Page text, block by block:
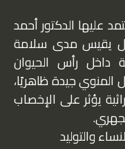
عليها الدكتور أحمد
يقيس مدى سلامة
داخل رأس الحيوان
المنوي جيدة ظاهريًا،
يؤثر على الإخصاب
والتوليد